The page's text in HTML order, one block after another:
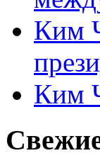
Ким
Ким